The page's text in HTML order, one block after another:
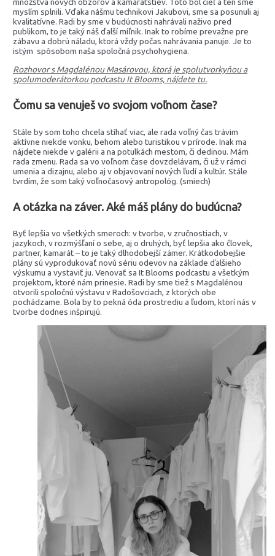
množstva nových obzorov a kamarátstiev. Toto bol cieľ a ten sme
myslím splnili. Vďaka nášmu technikovi Jakubovi, sme sa posunuli aj
kvalitatívne. Radi by sme v budúcnosti nahrávali naživo pred
publikom, to je taký náš ďalší míľnik. Inak to robíme prevažne pre
zábavu a dobrú náladu, ktorá vždy počas nahrávania panuje. Je to
istým spôsobom naša spoločná psychohygiena.
Rozhovor s Magdalénou Masárovou, ktorá je spolutvorkyňou a
spolumoderátorkou podcastu It Blooms, nájdete tu.
Čomu sa venuješ vo svojom voľnom čase?
Stále by som toho chcela stíhať viac, ale rada voľný čas trávim
aktívne niekde vonku, behom alebo turistikou v prírode. Inak ma
nájdete niekde v galérii a na potulkách mestom, či dedinou. Mám
rada zmenu. Rada sa vo voľnom čase dovzdelávam, či už v rámci
umenia a dizajnu, alebo aj v objavovaní nových ľudí a kultúr. Stále
tvrdím, že som taký voľnočasový antropológ. (smiech)
A otázka na záver. Aké máš plány do budúcna?
Byť lepšia vo všetkých smeroch: v tvorbe, v zručnostiach, v
jazykoch, v rozmýšľaní o sebe, aj o druhých, byť lepšia ako človek,
partner, kamarát – to je taký dlhodobejší zámer. Krátkodobejšie
plány sú vyprodukovať novú sériu odevov na základe ďalšieho
výskumu a vystaviť ju. Venovať sa It Blooms podcastu a všetkým
projektom, ktoré nám prinesie. Radi by sme tiež s Magdalénou
otvorili spoločnú výstavu v Radošovciach, z ktorých obe
pochádzame. Bola by to pekná óda prostrediu a ľudom, ktorí nás v
tvorbe dodnes inšpirujú.